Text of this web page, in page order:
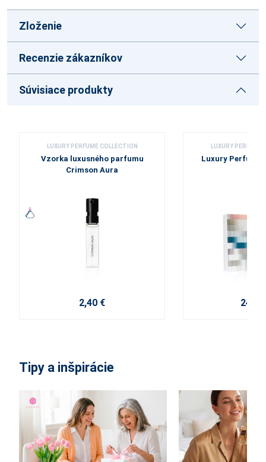
Zloženie
Recenzie zákazníkov
Súvisiace produkty
LUXURY PERFUME COLLECTION
Vzorka luxusného parfumu
Crimson Aura
2,40 €
LUXURY
Luxury Perfume
24,00
Tipy a inšpirácie